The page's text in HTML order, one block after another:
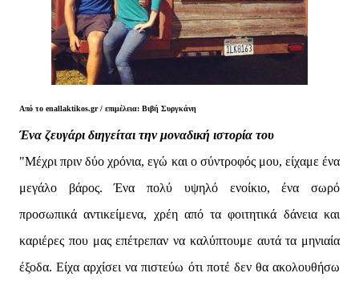
Από το enallaktikos.gr / επιμέλεια: Βιβή Συργκάνη
Ένα ζευγάρι διηγείται την μοναδική ιστορία του
"Μέχρι πριν δύο χρόνια, εγώ και ο σύντροφός μου, είχαμε ένα
μεγάλο βάρος. Ένα πολύ υψηλό ενοίκιο, ένα σωρό
προσωπικά αντικείμενα, χρέη από τα φοιτητικά δάνεια και
καριέρες που μας επέτρεπαν να καλύπτουμε αυτά τα μηνιαία
έξοδα. Είχα αρχίσει να πιστεύω ότι ποτέ δεν θα ακολουθήσω